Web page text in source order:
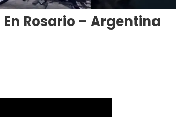
En Rosario – Argentina